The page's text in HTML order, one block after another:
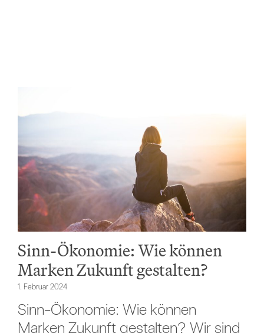
Sinn-Ökonomie: Wie können
Marken Zukunft gestalten?
1. Februar 2024
Sinn-Ökonomie: Wie können
Marken Zukunft gestalten? Wir sind